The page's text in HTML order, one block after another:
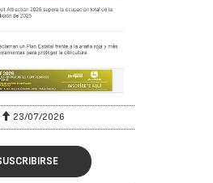
23/07/2026